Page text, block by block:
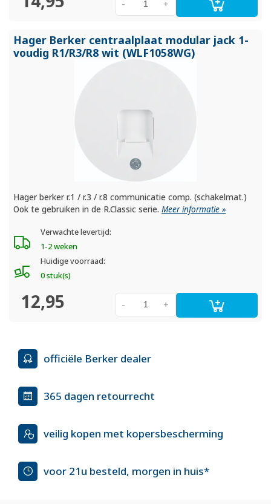
+
-
Hager Berker centraalplaat modular jack 1-
voudig R1/R3/R8 wit (WLF1058WG)
Hager berker r.1 / r.3 / r.8 communicatie comp. (schakelmat.)
Ook te gebruiken in de R.Classic serie.Meer informatie »
Verwachte levertijd:
1-2 weken
Huidige voorraad:
0 stuk(s)
12,95 +
-
officiële Berker dealer
365 dagen retourrecht
veilig kopen met kopersbescherming
voor 21u besteld, morgen in huis*